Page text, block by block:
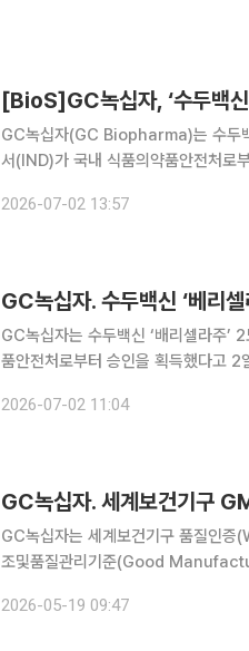
[BioS]GC녹십자, ‘수두백
GC녹십자(GC Biopharma)는 수두
서(IND)가 국내 식품의약품안전처로
에서 배리셀라주의 임상을 진행중이
2026-07-02 13:57
GC녹십자. 수두백신 ‘베리
GC녹십자는 수두백신 ‘배리셀라주’
품안전처로부터 승인을 획득했다고 2일 밝혔다. 이번 임상은 현재 태국과 베
행된다. 해당 연구는 미국 머크(MSD)
2026-07-02 11:04
GC녹십자. 세계보건기구
GC녹십자는 세계보건기구 품질인증
조및품질관리기준(Good
실사 신청 이후 현장 방문 없이 서면
2026-05-19 09:47